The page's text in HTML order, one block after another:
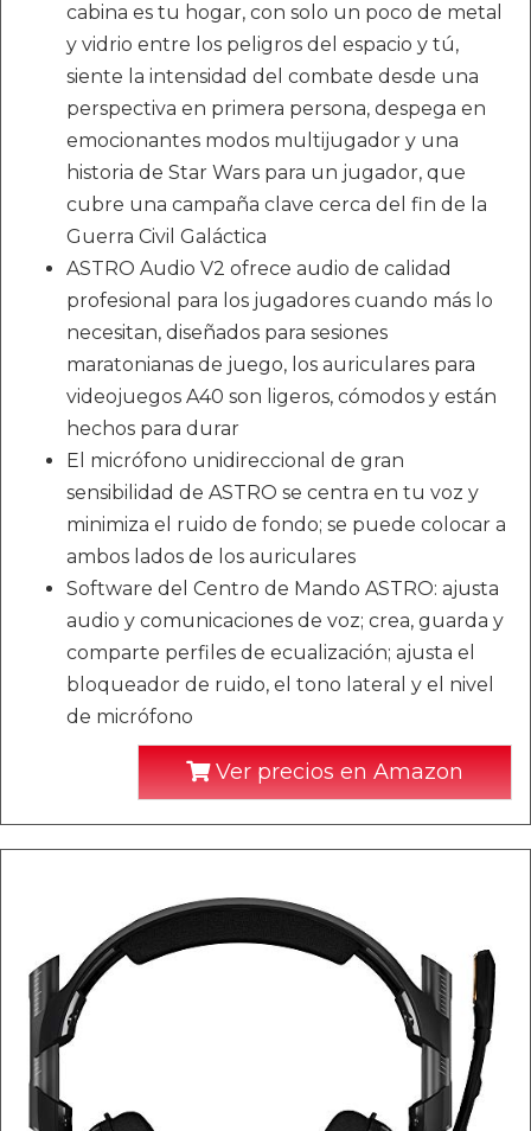
cabina es tu hogar, con solo un poco de metal
y vidrio entre los peligros del espacio y tú,
siente la intensidad del combate desde una
perspectiva en primera persona, despega en
emocionantes modos multijugador y una
historia de Star Wars para un jugador, que
cubre una campaña clave cerca del fin de la
Guerra Civil Galáctica
ASTRO Audio V2 ofrece audio de calidad
profesional para los jugadores cuando más lo
necesitan, diseñados para sesiones
maratonianas de juego, los auriculares para
videojuegos A40 son ligeros, cómodos y están
hechos para durar
El micrófono unidireccional de gran
sensibilidad de ASTRO se centra en tu voz y
minimiza el ruido de fondo; se puede colocar a
ambos lados de los auriculares
Software del Centro de Mando ASTRO: ajusta
audio y comunicaciones de voz; crea, guarda y
comparte perfiles de ecualización; ajusta el
bloqueador de ruido, el tono lateral y el nivel
de micrófono
Ver precios en Amazon